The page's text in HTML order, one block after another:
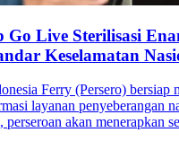
Go Live Sterilisasi
Keselamatan
Ferry (Persero) bersiap
layanan penyeberangan
perseroan akan menerapkan